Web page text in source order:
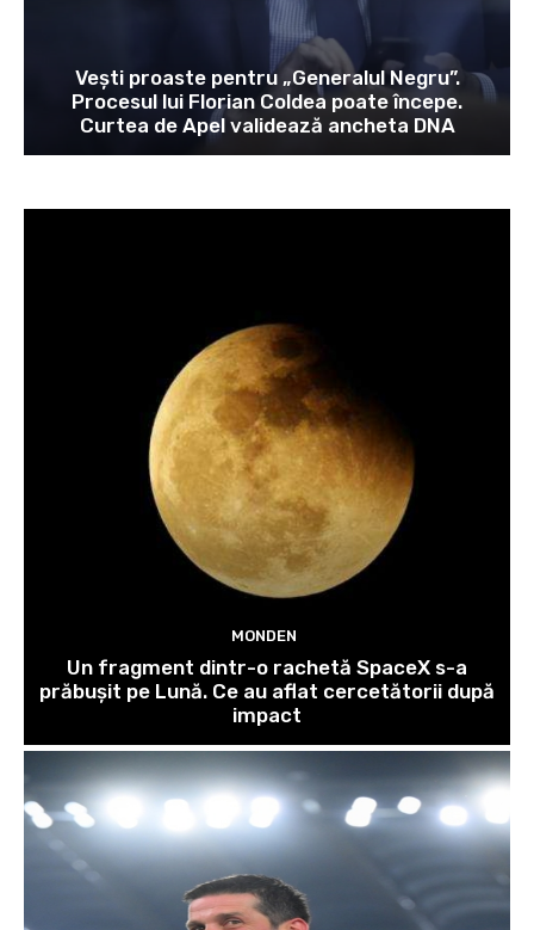
Vești proaste pentru „Generalul Negru”.
Procesul lui Florian Coldea poate începe.
Curtea de Apel validează ancheta DNA
MONDEN
Un fragment dintr-o rachetă SpaceX s-a
prăbușit pe Lună. Ce au aflat cercetătorii după
impact